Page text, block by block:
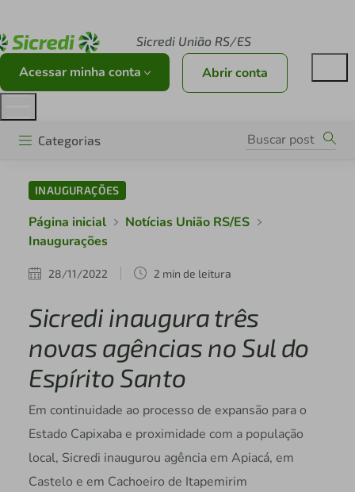
Sicredi União RS/ES
Acessar minha conta Abrir conta
Categorias
INAUGURAÇÕES
Página inicial
Notícias União RS/ES
Inaugurações
28/11/2022 2 min de leitura
Sicredi inaugura três
novas agências no Sul do
Espírito Santo
Em continuidade ao processo de expansão para o
Estado Capixaba e proximidade com a população
local, Sicredi inaugurou agência em Apiacá, em
Castelo e em Cachoeiro de Itapemirim